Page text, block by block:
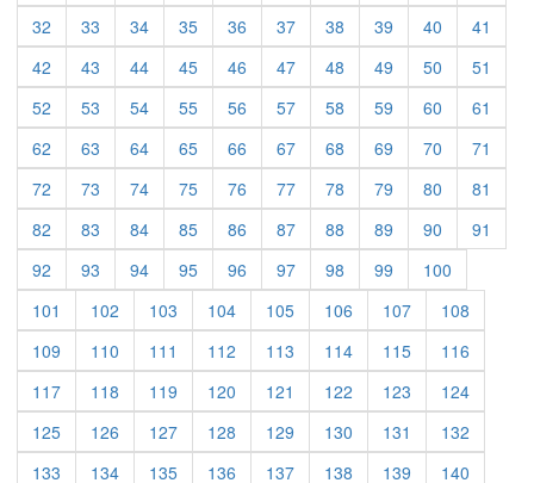
32
33 34 35 36 37 38 39 40
41
42
43 44 45 46 47 48 49 50
51
52
53 54 55 56 57 58 59 60
61
62
63 64 65 66 67 68 69 70
71
72
73 74 75 76 77 78 79 80
81
82
83 84 85 86 87 88 89 90
91
92
93 94 95 96 97 98 99
100
101
102 103 104 105 106 107
108
109
110 111 112 113 114 115
116
117
118 119 120 121 122 123
124
125
126 127 128 129 130 131
132
133
134 135 136 137 138 139
140